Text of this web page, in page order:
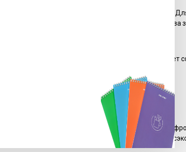
бумага, плотность которой составляет 130 г/м2.
придут на помощь. Наша дизайн-студия берется за
таблицы, графики и другое. Объем издания может
может проходить ламинирование.
частичное нанесение УФ-лака и другое.
способ печати (например, офсетный,
заказать
, чтобы существенно